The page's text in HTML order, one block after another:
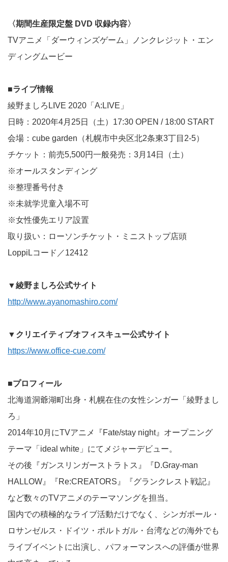
〈期間生産限定盤 DVD 収録内容〉
TVアニメ「ダーウィンズゲーム」ノンクレジット・エン
ディングムービー
■ライブ情報
綾野ましろLIVE 2020「A:LIVE」
日時：2020年4月25日（土）17:30 OPEN / 18:00 START
会場：cube garden（札幌市中央区北2条東3丁目2-5）
チケット：前売5,500円一般発売：3月14日（土）
※オールスタンディング
※整理番号付き
※未就学児童入場不可
※女性優先エリア設置
取り扱い：ローソンチケット・ミニストップ店頭
LoppiLコード／12412
▼綾野ましろ公式サイト
http://www.ayanomashiro.com/
▼クリエイティブオフィスキュー公式サイト
https://www.office-cue.com/
■プロフィール
北海道洞爺湖町出身・札幌在住の女性シンガー「綾野まし
ろ」
2014年10月にTVアニメ『Fate/stay night』オープニング
テーマ「ideal white」にてメジャーデビュー。
その後『ガンスリンガーストラトス』『D.Gray-man
HALLOW』『Re:CREATORS』『グランクレスト戦記』
など数々のTVアニメのテーマソングを担当。
国内での積極的なライブ活動だけでなく、シンガポール・
ロサンゼルス・ドイツ・ポルトガル・台湾などの海外でも
ライブイベントに出演し、パフォーマンスへの評価が世界